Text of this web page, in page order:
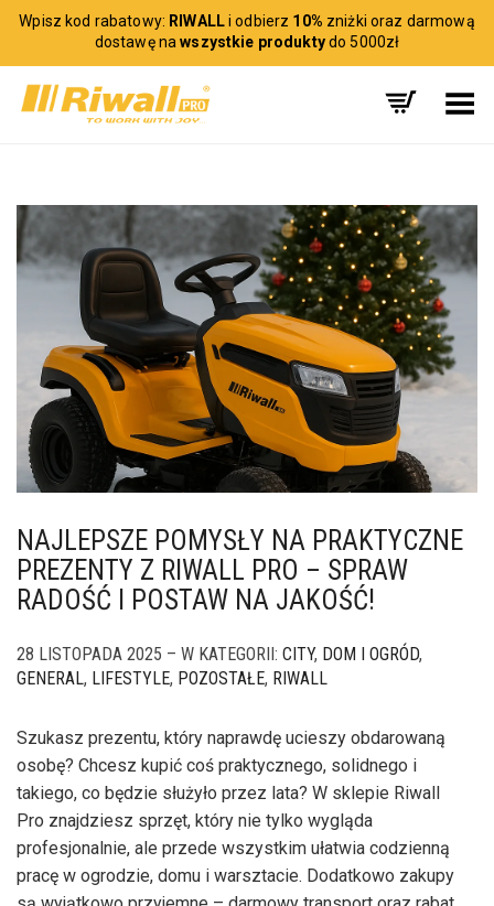
Wpisz kod rabatowy: RIWALLi odbierz 10% zniżki oraz darmową
dostawę nawszystkie produktydo 5000zł
Toggle Menu
NAJLEPSZE POMYSŁY NA PRAKTYCZNE
PREZENTY Z RIWALL PRO – SPRAW
RADOŚĆ I POSTAW NA JAKOŚĆ!
28 LISTOPADA 2025 – W KATEGORII: CITY, DOM I OGRÓD,
GENERAL, LIFESTYLE, POZOSTAŁE, RIWALL
Szukasz prezentu, który naprawdę ucieszy obdarowaną
osobę? Chcesz kupić coś praktycznego, solidnego i
takiego, co będzie służyło przez lata? W sklepie Riwall
Pro znajdziesz sprzęt, który nie tylko wygląda
profesjonalnie, ale przede wszystkim ułatwia codzienną
pracę w ogrodzie, domu i warsztacie. Dodatkowo zakupy